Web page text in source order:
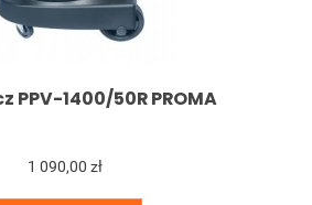
PPV-1400/50R PROMA
1 090,00 zł